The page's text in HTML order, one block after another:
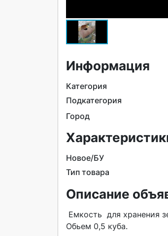
Информация
Категория
Подкатегория
Город
Новое/БУ
Тип товара
Описание
Обьем 0,5 куба.